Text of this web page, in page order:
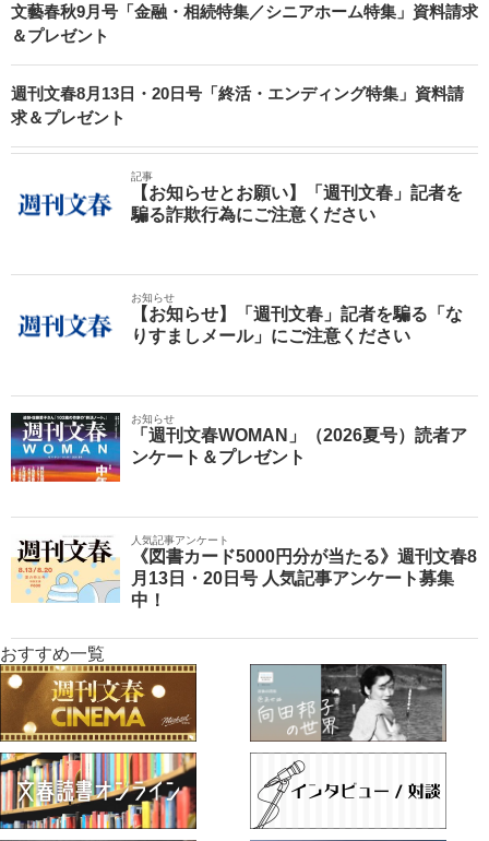
文藝春秋9月号「金融・相続特集／シニアホーム特集」資料請求
＆プレゼント
週刊文春8月13日・20日号「終活・エンディング特集」資料請
求＆プレゼント
記事
【お知らせとお願い】「週刊文春」記者を
騙る詐欺行為にご注意ください
お知らせ
【お知らせ】「週刊文春」記者を騙る「な
りすましメール」にご注意ください
お知らせ
「週刊文春WOMAN」（2026夏号）読者ア
ンケート＆プレゼント
人気記事アンケート
《図書カード5000円分が当たる》週刊文春8
月13日・20日号 人気記事アンケート募集
中！
おすすめ一覧